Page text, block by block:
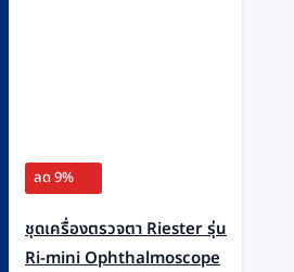
ลด 9%
ชุดเครื่องตรวจตา Riester รุ่น
Ri-mini Ophthalmoscope